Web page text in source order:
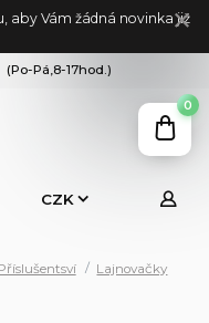
aby Vám žádná novinka již
CZK
(Po-Pá,8-17hod.)
0
Lajnovačky